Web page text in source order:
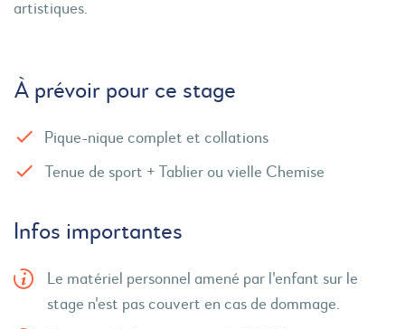
artistiques.
À prévoir pour ce stage
Pique-nique complet et collations
Tenue de sport + Tablier ou vielle Chemise
Infos importantes
Le matériel personnel amené par l'enfant sur le
stage n'est pas couvert en cas de dommage.